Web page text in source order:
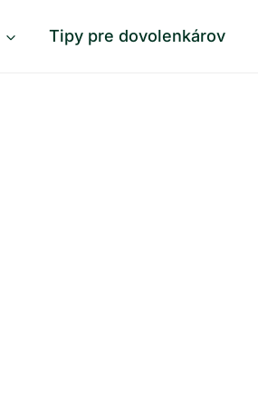
Tipy pre dovolenkárov